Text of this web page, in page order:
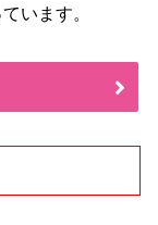
います。